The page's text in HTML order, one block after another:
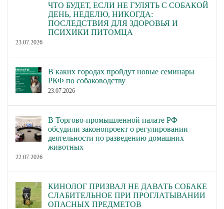
ЧТО БУДЕТ, ЕСЛИ НЕ ГУЛЯТЬ С СОБАКОЙ
ДЕНЬ, НЕДЕЛЮ, НИКОГДА:
ПОСЛЕДСТВИЯ ДЛЯ ЗДОРОВЬЯ И
ПСИХИКИ ПИТОМЦА
23.07.2026
В каких городах пройдут новые семинары
РКФ по собаководству
23.07.2026
В Торгово-промышленной палате РФ
обсудили законопроект о регулировании
деятельности по разведению домашних
животных
22.07.2026
КИНОЛОГ ПРИЗВАЛ НЕ ДАВАТЬ СОБАКЕ
СЛАБИТЕЛЬНОЕ ПРИ ПРОГЛАТЫВАНИИ
ОПАСНЫХ ПРЕДМЕТОВ